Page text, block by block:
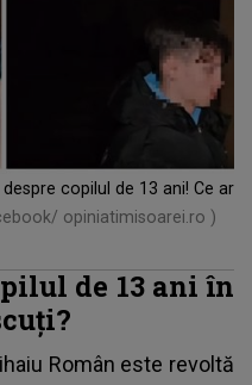
copilul de 13 ani! Ce ar
opiniatimisoarei.ro )
de 13 ani în
Român este revoltă